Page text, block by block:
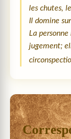
les chutes,
Il domine
La
jugement;